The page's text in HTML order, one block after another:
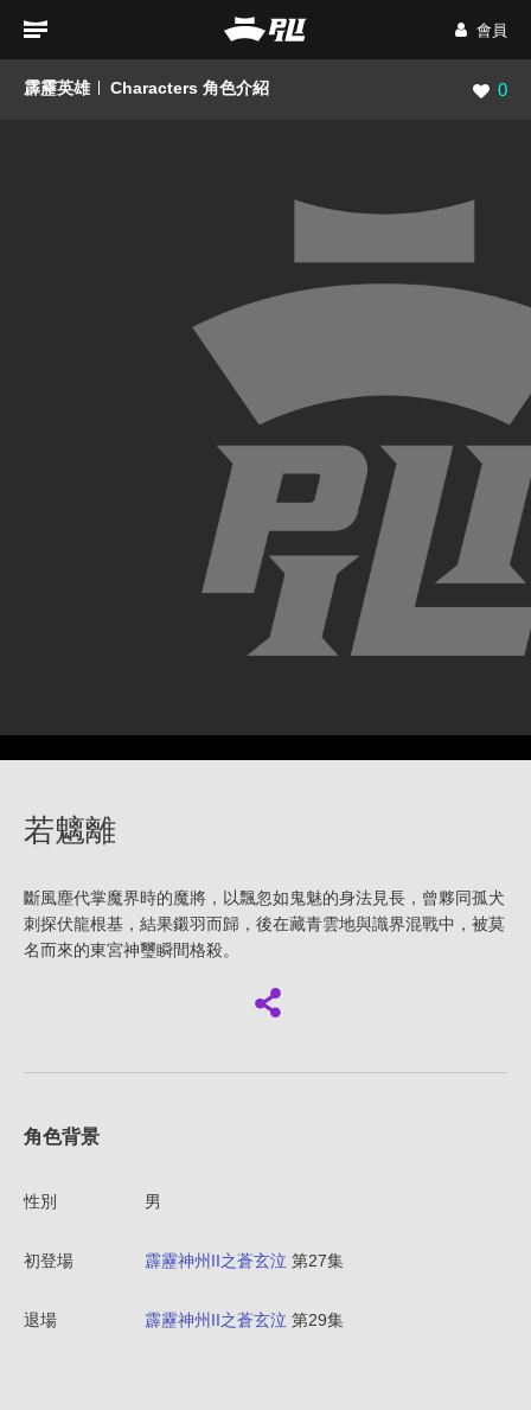
會員
霹靂英雄 Characters 角色介紹 瀏覽
0
若魑離
斷風塵代掌魔界時的魔將，以飄忽如鬼魅的身法見長，曾夥同孤犬
刺探伏龍根基，結果鎩羽而歸，後在藏青雲地與識界混戰中，被莫
名而來的東宮神璽瞬間格殺。
角色背景
性別 男
初登場 霹靂神州II之蒼玄泣 第27集
退場 霹靂神州II之蒼玄泣 第29集